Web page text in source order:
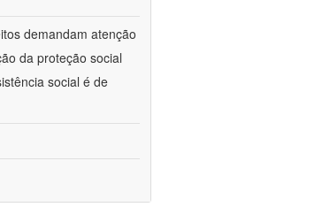
demandam atenção
da proteção social
social é de